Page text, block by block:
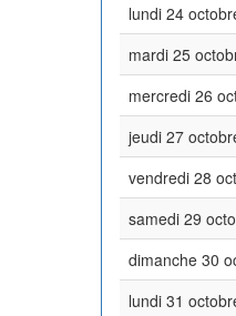
lundi 24
mardi 25
mercredi 26
jeudi 27
vendredi 28
samedi 29
dimanche 30
lundi 31